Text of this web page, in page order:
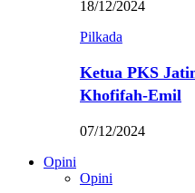
18/12/2024
Pilkada
Ketua PKS
Khofifah-Emil
07/12/2024
Opini
Opini